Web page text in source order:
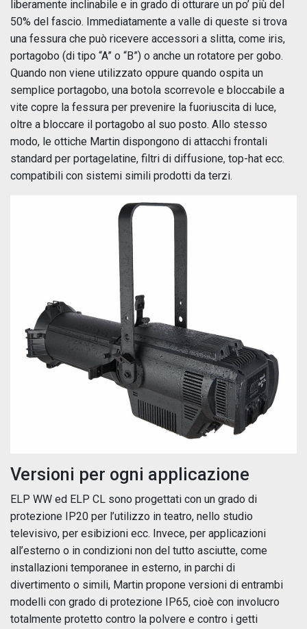
liberamente inclinabile e in grado di otturare un po’ più del
50% del fascio. Immediatamente a valle di queste si trova
una fessura che può ricevere accessori a slitta, come iris,
portagobo (di tipo “A” o “B”) o anche un rotatore per gobo.
Quando non viene utilizzato oppure quando ospita un
semplice portagobo, una botola scorrevole e bloccabile a
vite copre la fessura per prevenire la fuoriuscita di luce,
oltre a bloccare il portagobo al suo posto. Allo stesso
modo, le ottiche Martin dispongono di attacchi frontali
standard per portagelatine, filtri di diffusione, top-hat ecc.
compatibili con sistemi simili prodotti da terzi.
Versioni per ogni applicazione
ELP WW ed ELP CL sono progettati con un grado di
protezione IP20 per l’utilizzo in teatro, nello studio
televisivo, per esibizioni ecc. Invece, per applicazioni
all’esterno o in condizioni non del tutto asciutte, come
installazioni temporanee in esterno, in parchi di
divertimento o simili, Martin propone versioni di entrambi
modelli con grado di protezione IP65, cioè con involucro
totalmente protetto contro la polvere e contro i getti